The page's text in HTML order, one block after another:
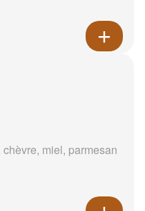
miel, parmesan